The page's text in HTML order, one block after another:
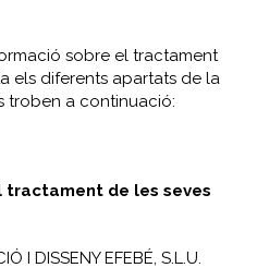
sobre el tractament
els diferents apartats de la
troben a continuació:
tractament de les seves
I DISSENY EFEBÉ, S.L.U.